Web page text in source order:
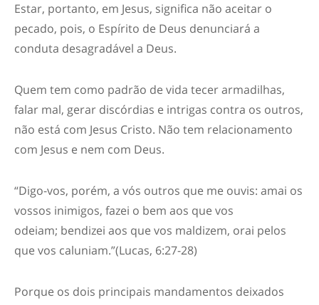
Estar, portanto, em Jesus, significa não aceitar o
pecado, pois, o Espírito de Deus denunciará a
conduta desagradável a Deus.
Quem tem como padrão de vida tecer armadilhas,
falar mal, gerar discórdias e intrigas contra os outros,
não está com Jesus Cristo. Não tem relacionamento
com Jesus e nem com Deus.
“Digo-vos, porém, a vós outros que me ouvis: amai os
vossos inimigos, fazei o bem aos que vos
odeiam; bendizei aos que vos maldizem, orai pelos
que vos caluniam.”(Lucas, 6:27-28)
Porque os dois principais mandamentos deixados